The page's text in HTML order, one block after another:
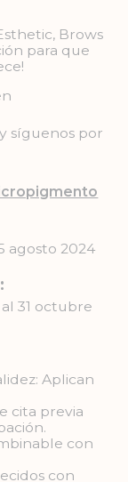
Brows
para que
síguenos por
agosto 2024
31 octubre
Aplican
cita previa
con
con